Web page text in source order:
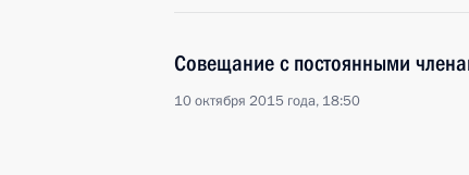
Совещание с постоянными
10 октября 2015 года, 18:50